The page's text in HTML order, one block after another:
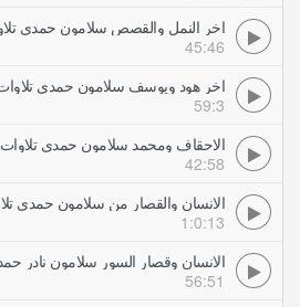
اخر النمل والقصص سلامون حمدي
45:46
اخر هود ويوسف سلامون حمدي
59:3
الاحقاف ومحمد سلامون حمدي
42:58
الانسان والقصار من سلامون حمدي
1:0:13
56:51